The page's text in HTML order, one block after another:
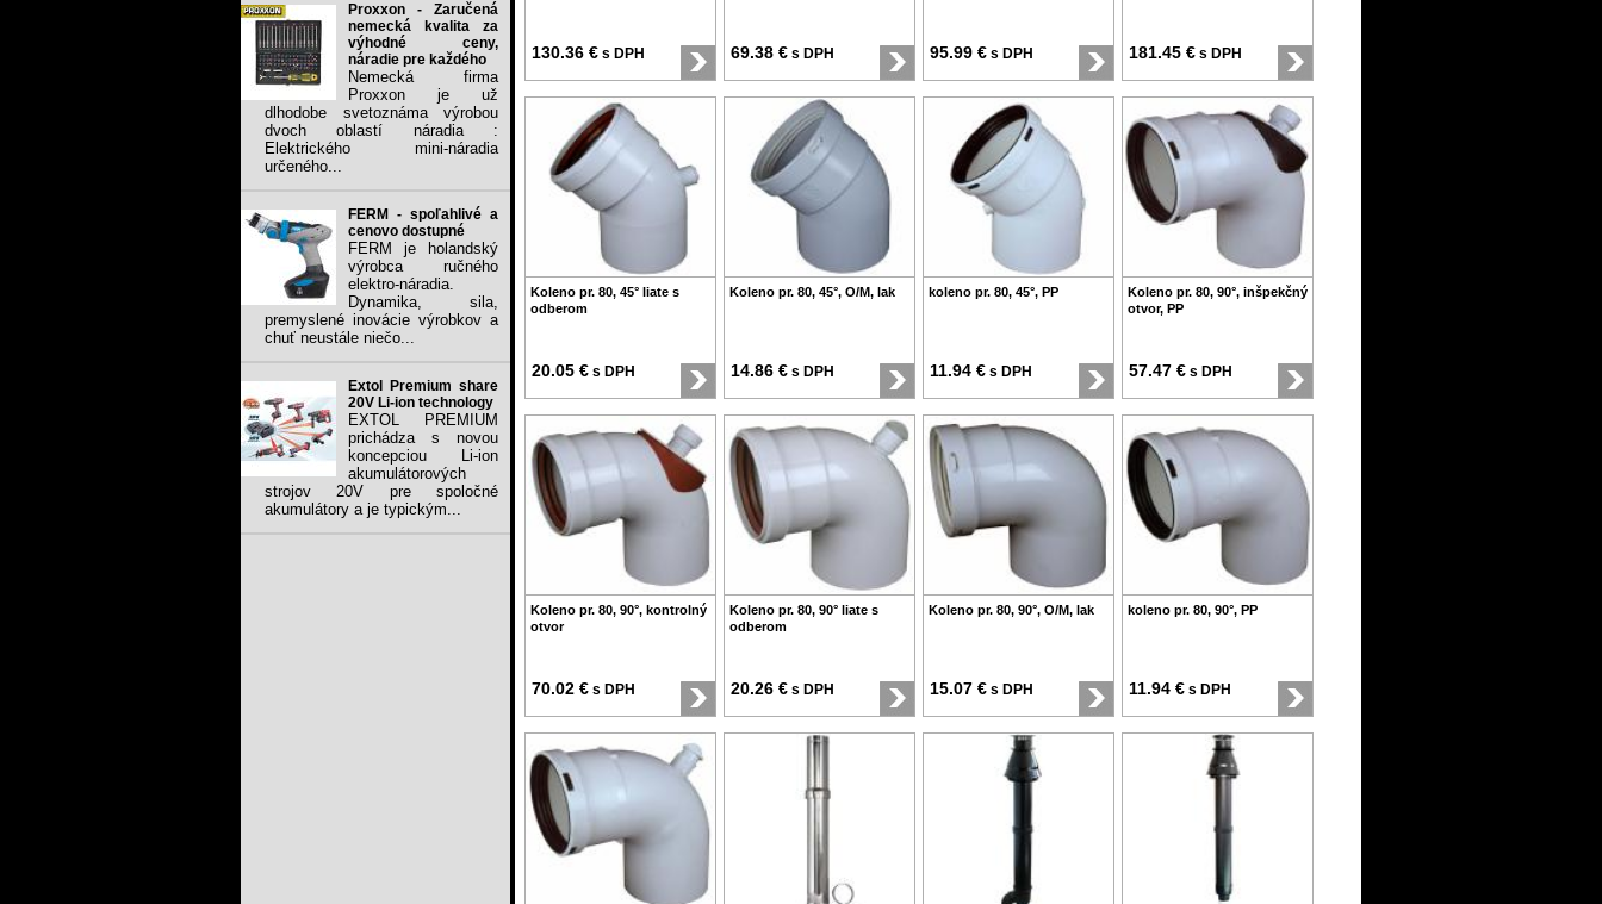
Proxxon - Zaručená
nemecká kvalita za
výhodné ceny,
náradie pre každého
Nemecká firma
Proxxon je už
dlhodobe svetoznáma výrobou
dvoch oblastí náradia :
Elektrického mini-náradia
určeného...
FERM - spoľahlivé a
cenovo dostupné
FERM je holandský
výrobca ručného
elektro-náradia.
Dynamika, sila,
premyslené inovácie výrobkov a
chuť neustále niečo...
Extol Premium share
20V Li-ion technology
EXTOL PREMIUM
prichádza s novou
koncepciou Li-ion
akumulátorových
strojov 20V pre spoločné
akumulátory a je typickým...
130.36 € s DPH 69.38 € s DPH 95.99 € s DPH 181.45 € s DPH
Koleno pr. 80, 45° liate s
odberom
20.05 € s DPH
Koleno pr. 80, 45°, O/M, lak
14.86 € s DPH
koleno pr. 80, 45°, PP
11.94 € s DPH
Koleno pr. 80, 90°, inšpekčný
otvor, PP
57.47 € s DPH
Koleno pr. 80, 90°, kontrolný
otvor
70.02 € s DPH
Koleno pr. 80, 90° liate s
odberom
20.26 € s DPH
Koleno pr. 80, 90°, O/M, lak
15.07 € s DPH
koleno pr. 80, 90°, PP
11.94 € s DPH